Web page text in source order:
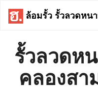
ล้อมรั้ว รั้วลวดหน
รั้วลวดห
คลองสา